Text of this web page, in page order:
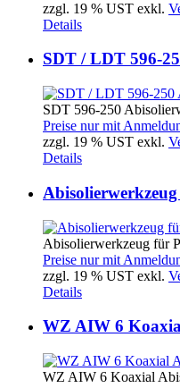
zzgl. 19 % UST exkl.
Details
SDT / LDT 596-
SDT 596-250
Preise nur mit
zzgl. 19 % UST exkl.
Details
Abisolierwerkzeug für
Preise nur mit
zzgl. 19 % UST exkl.
Details
WZ AIW 6
WZ AIW 6 Koaxial